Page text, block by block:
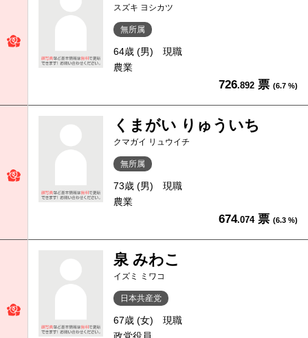
スズキ ヨシカツ
無所属
64歳 (男)
現職
農業
726.892 票 (6.7 %)
くまがい りゅういち
クマガイ リュウイチ
無所属
73歳 (男)
現職
農業
674.074票 (6.3 %)
泉 みわこ
イズミ ミワコ
日本共産党
67歳 (女)
現職